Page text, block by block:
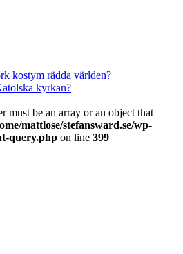
kostym rädda världen?
kyrkan?
must be an array or an object that
mattlose/stefansward.se/wp-
query.php on line 399